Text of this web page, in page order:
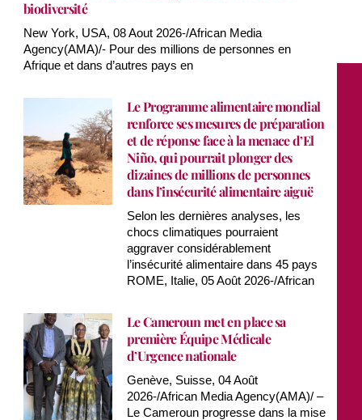
biodiversité
New York, USA, 08 Aout 2026-/African Media
Agency(AMA)/- Pour des millions de personnes en
Afrique et dans d’autres pays en
Le Programme alimentaire mondial
renforce ses mesures de préparation
et de réponse face à la menace d’El
Niño, qui pourrait plonger des
dizaines de millions de personnes
dans l’insécurité alimentaire aiguë
Selon les dernières analyses, les
chocs climatiques pourraient
aggraver considérablement
l’insécurité alimentaire dans 45 pays
ROME, Italie, 05 Août 2026-/African
Le Cameroun met en place sa
première Équipe Médicale
d’Urgence nationale
Genève, Suisse, 04 Août
2026-/African Media Agency(AMA)/ –
Le Cameroun progresse dans la mise